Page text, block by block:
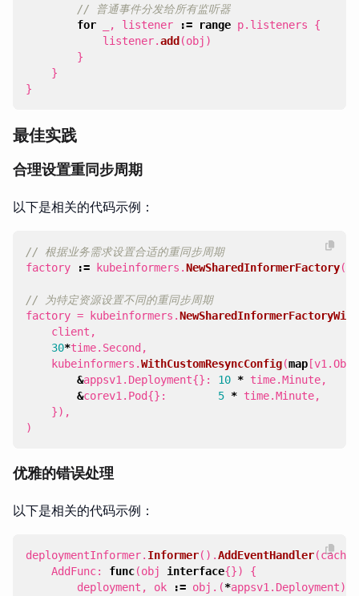
// 普通事件分发给所有监听器
for
, listener := range p. listeners
{
listener.add (obj )
}
}
}
最佳实践
合理设置重同步周期
以下是相关的代码示例：
// 根据业务需求设置合适的重同步周期
factory
:= kubeinformers .NewSharedInformerFactory(
// 为特定资源设置不同的重同步周期
factory = kubeinformers .
client ,
30*time. Second ,
kubeinformers .WithCustomResyncConfig(map [v1 .
&appsv1 . Deployment{}: 10 * time.Minute,
&corev1 . Pod{}: 5 * time.Minute,
}),
)
优雅的错误处理
以下是相关的代码示例：
deploymentInformer. Informer().AddEventHandler(cache
AddFunc: func(obj interface{})
{
deployment , ok := obj .(*appsv1 . Deployment)